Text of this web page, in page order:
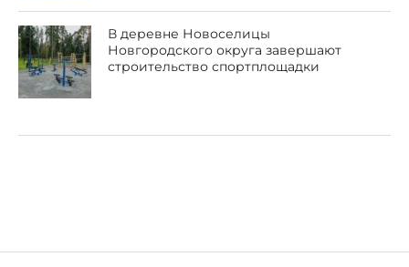
В деревне Новоселицы
Новгородского округа завершают
строительство спортплощадки